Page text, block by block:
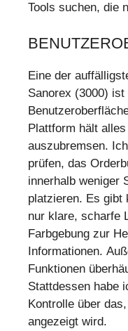
Tools suchen, die
Eine der
Sanorex (3000)
Plattform hält
auszubremsen.
prüfen, das
innerhalb weniger
platzieren. Es gibt
nur klare, scharfe
Farbgebung zur
Informationen.
Funktionen
Stattdessen habe
Kontrolle über
angezeigt wird.